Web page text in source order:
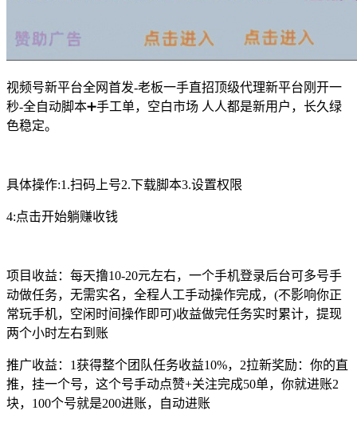
视频号新平台全网首发-老板一手直招顶级代理新平台刚开一
秒-全自动脚本➕手工单，空白市场 人人都是新用户，长久绿
色稳定。
具体操作:1.扫码上号2.下载脚本3.设置权限
4:点击开始躺赚收钱
项目收益：每天撸10-20元左右，一个手机登录后台可多号手
动做任务，无需实名，全程人工手动操作完成，(不影响你正
常玩手机，空闲时间操作即可)收益做完任务实时累计，提现
两个小时左右到账
推广收益：1获得整个团队任务收益10%，2拉新奖励：你的直
推，挂一个号，这个号手动点赞+关注完成50单，你就进账2
块，100个号就是200进账，自动进账